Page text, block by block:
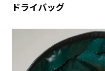
ドライバッグ